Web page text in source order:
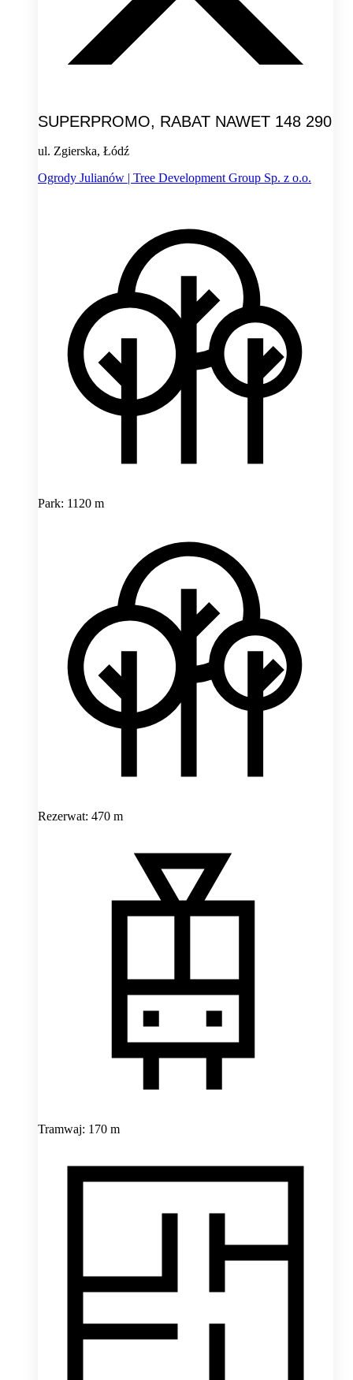
SUPERPROMO, RABAT NAWET 148 290
ul. Zgierska, Łódź
Ogrody Julianów | Tree Development Group Sp. z o.o.
Park: 1120 m
Rezerwat: 470 m
Tramwaj: 170 m